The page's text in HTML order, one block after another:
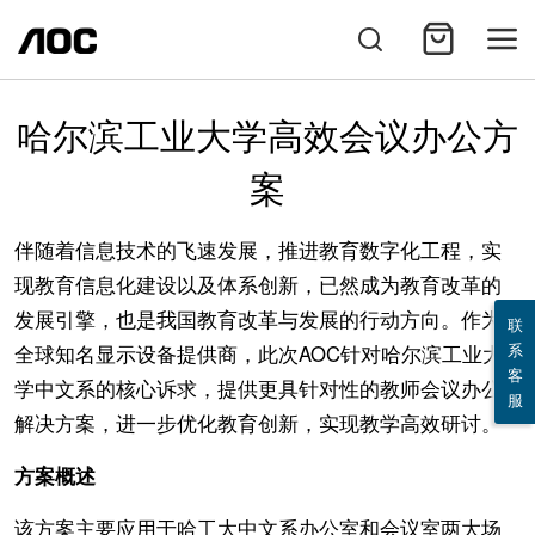
哈尔滨工业大学高效会议办公方
案
伴随着信息技术的飞速发展，推进教育数字化工程，实
现教育信息化建设以及体系创新，已然成为教育改革的
发展引擎，也是我国教育改革与发展的行动方向。作为
全球知名显示设备提供商，此次AOC针对哈尔滨工业大
学中文系的核心诉求，提供更具针对性的教师会议办公
解决方案，进一步优化教育创新，实现教学高效研讨。
方案概述
该方案主要应用于哈工大中文系办公室和会议室两大场
联
系
客
服